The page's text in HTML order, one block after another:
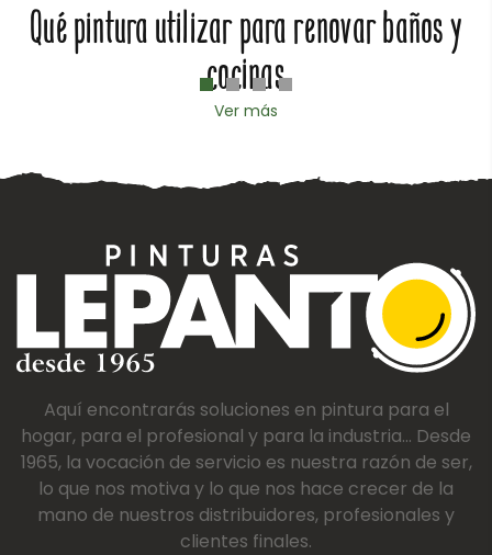
Qué pintura utilizar para renovar baños y
cocinas
Ver más
Aquí encontrarás soluciones en pintura para el
hogar, para el profesional y para la industria... Desde
1965, la vocación de servicio es nuestra razón de ser,
lo que nos motiva y lo que nos hace crecer de la
mano de nuestros distribuidores, profesionales y
clientes finales.